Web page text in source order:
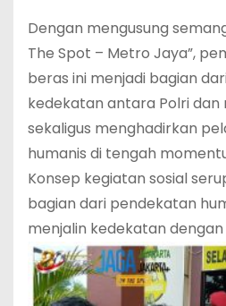
Dengan mengusung
The Spot – Metro Jaya”,
beras ini menjadi bagian
kedekatan antara Polri
sekaligus menghadirkan
humanis di tengah
Konsep kegiatan sosial
bagian dari pendekatan
menjalin kedekatan